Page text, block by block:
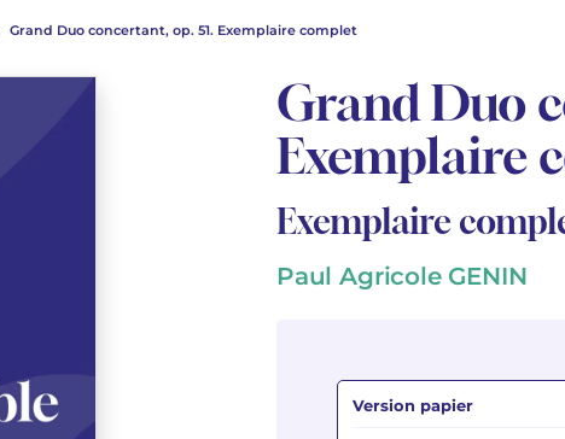
Grand Duo concertant, op. 51. Exemplaire complet
Grand Duo
Exemplaire
Exemplaire
Paul Agricole GENIN
Version papier